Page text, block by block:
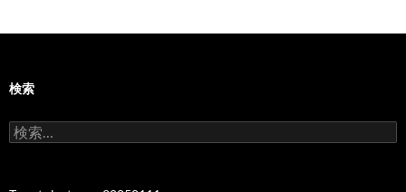
検索
検
索: